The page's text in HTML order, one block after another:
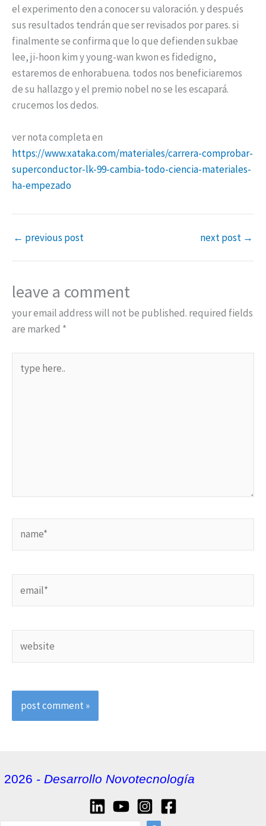
el experimento den a conocer su valoración. y después
sus resultados tendrán que ser revisados por pares. si
finalmente se confirma que lo que defienden sukbae
lee, ji-hoon kim y young-wan kwon es fidedigno,
estaremos de enhorabuena. todos nos beneficiaremos
de su hallazgo y el premio nobel no se les escapará.
crucemos los dedos.
ver nota completa en
https://www.xataka.com/materiales/carrera-comprobar-
superconductor-lk-99-cambia-todo-ciencia-materiales-
ha-empezado
← previous post next post →
leave a comment
your email address will not be published. required fields
are marked *
here..
2026 - Desarrollo Novotecnología